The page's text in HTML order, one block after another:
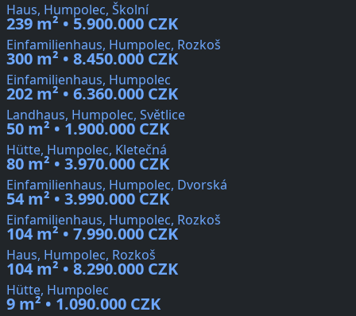
Haus, Humpolec, Školní
239 m² • 5.900.000 CZK
Einfamilienhaus, Humpolec, Rozkoš
300 m² • 8.450.000 CZK
Einfamilienhaus, Humpolec
202 m² • 6.360.000 CZK
Landhaus, Humpolec, Světlice
50 m² • 1.900.000 CZK
Hütte, Humpolec, Kletečná
80 m² • 3.970.000 CZK
Einfamilienhaus, Humpolec, Dvorská
54 m² • 3.990.000 CZK
Einfamilienhaus, Humpolec, Rozkoš
104 m² • 7.990.000 CZK
Haus, Humpolec, Rozkoš
104 m² • 8.290.000 CZK
Hütte, Humpolec
9 m² • 1.090.000 CZK